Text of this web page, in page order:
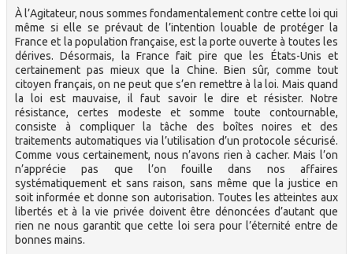
À l’Agitateur, nous sommes fondamentalement contre cette loi qui
même si elle se prévaut de l’intention louable de protéger la
France et la population française, est la porte ouverte à toutes les
dérives. Désormais, la France fait pire que les États-Unis et
certainement pas mieux que la Chine. Bien sûr, comme tout
citoyen français, on ne peut que s’en remettre à la loi. Mais quand
la loi est mauvaise, il faut savoir le dire et résister. Notre
résistance, certes modeste et somme toute contournable,
consiste à compliquer la tâche des boîtes noires et des
traitements automatiques via l’utilisation d’un protocole sécurisé.
Comme vous certainement, nous n’avons rien à cacher. Mais l’on
n’apprécie pas que l’on fouille dans nos affaires
systématiquement et sans raison, sans même que la justice en
soit informée et donne son autorisation. Toutes les atteintes aux
libertés et à la vie privée doivent être dénoncées d’autant que
rien ne nous garantit que cette loi sera pour l’éternité entre de
bonnes mains.